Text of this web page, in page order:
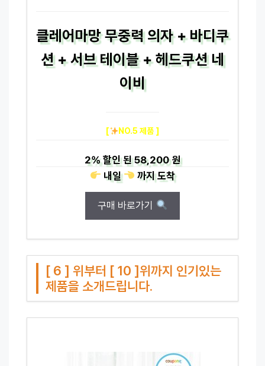
클레어마망 무중력 의자 + 바디쿠
션 + 서브 테이블 + 헤드쿠션 네
이비
[ NO.5 제품 ]
2%할인 된58,200 원
내일
까지도착
구매 바로가기
[ 6 ] 위부터 [ 10 ]위까지 인기있는
제품을 소개드립니다.